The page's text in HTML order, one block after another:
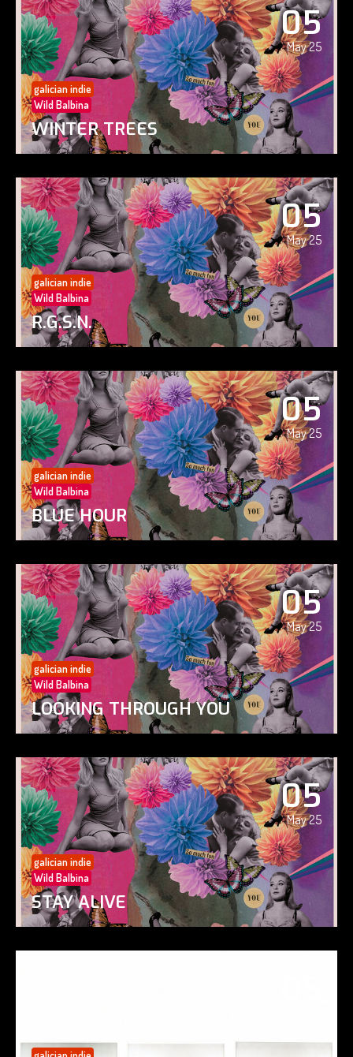
05
May 25
galician indie
Wild Balbina
WINTER TREES
05
May 25
galician indie
Wild Balbina
R.G.S.N.
05
May 25
galician indie
Wild Balbina
BLUE HOUR
05
May 25
galician indie
Wild Balbina
LOOKING THROUGH YOU
05
May 25
galician indie
Wild Balbina
STAY ALIVE